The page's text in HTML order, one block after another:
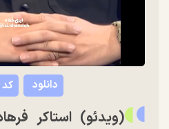
کد دانلود
(ویدئو) استاکر